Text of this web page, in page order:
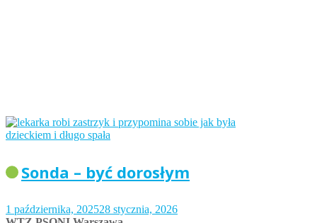
Sonda – być dorosłym
1 października, 202528 stycznia, 2026